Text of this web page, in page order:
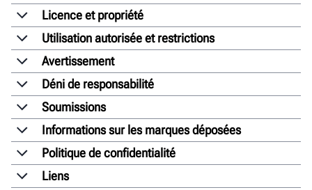
Licence et propriété
Utilisation autorisée et restrictions
Avertissement
Déni de responsabilité
Soumissions
Informations sur les marques déposées
Politique de confidentialité
Liens